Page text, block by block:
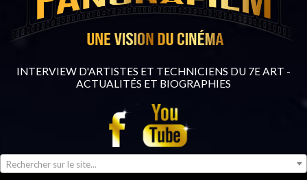
INTERVIEW D'ARTISTES ET TECHNICIENS DU 7E ART -
ACTUALITÉS ET BIOGRAPHIES
Rechercher sur le site...